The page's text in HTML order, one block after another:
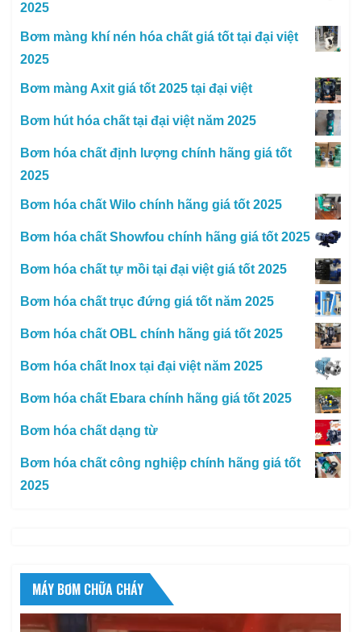
2025
Bơm màng khí nén hóa chất giá tốt tại đại việt
2025
Bơm màng Axit giá tốt 2025 tại đại việt
Bơm hút hóa chất tại đại việt năm 2025
Bơm hóa chất định lượng chính hãng giá tốt
2025
Bơm hóa chất Wilo chính hãng giá tốt 2025
Bơm hóa chất Showfou chính hãng giá tốt 2025
Bơm hóa chất tự mồi tại đại việt giá tốt 2025
Bơm hóa chất trục đứng giá tốt năm 2025
Bơm hóa chất OBL chính hãng giá tốt 2025
Bơm hóa chất Inox tại đại việt năm 2025
Bơm hóa chất Ebara chính hãng giá tốt 2025
Bơm hóa chất dạng từ
Bơm hóa chất công nghiệp chính hãng giá tốt
2025
MÁY BƠM CHỮA CHÁY
Trình